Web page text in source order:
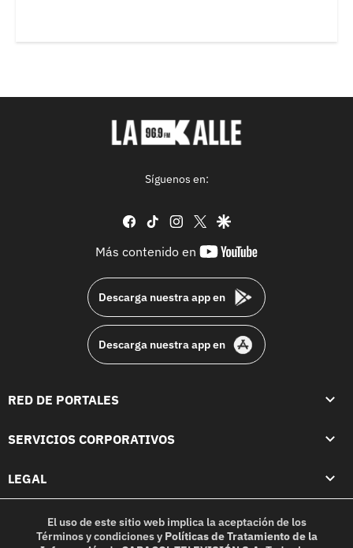
Síguenos en:
facebook
tiktok instagram
twittergoogle
Más contenido en
youtube-
Descarga nuestra app en
Descarga nuestra app en
RED DE PORTALES
SERVICIOS CORPORATIVOS
LEGAL
El uso de este sitio web implica la aceptación de los
Términos y condicionesy Políticas de Tratamiento de la